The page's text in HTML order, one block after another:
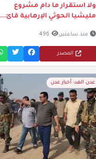
ولا استقرار ما دام مشروع
مليشيا الحوثي الإرهابية قائ...
منذ ساعتين 496
المصدر
عدن الغد- أخبار عدن